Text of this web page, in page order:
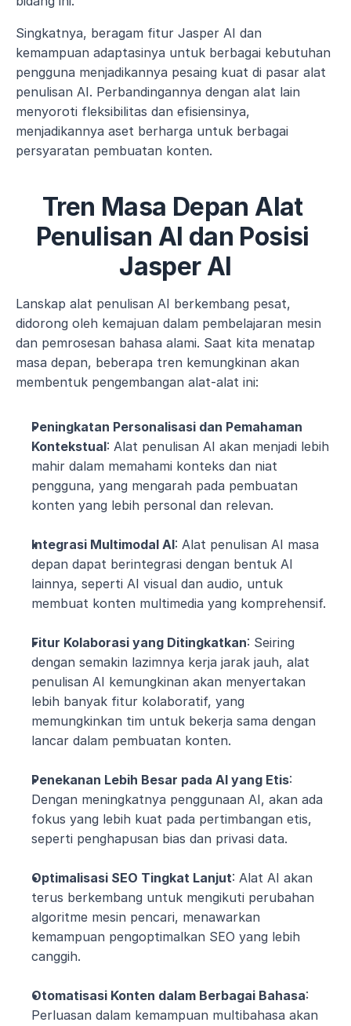
Singkatnya, beragam fitur Jasper AI dan
kemampuan adaptasinya untuk berbagai kebutuhan
pengguna menjadikannya pesaing kuat di pasar alat
penulisan AI. Perbandingannya dengan alat lain
menyoroti fleksibilitas dan efisiensinya,
menjadikannya aset berharga untuk berbagai
persyaratan pembuatan konten.
Tren Masa Depan Alat
Penulisan AI dan Posisi
Jasper AI
Lanskap alat penulisan AI berkembang pesat,
didorong oleh kemajuan dalam pembelajaran mesin
dan pemrosesan bahasa alami. Saat kita menatap
masa depan, beberapa tren kemungkinan akan
membentuk pengembangan alat-alat ini:
Peningkatan Personalisasi dan Pemahaman
Kontekstual: Alat penulisan AI akan menjadi lebih
mahir dalam memahami konteks dan niat
pengguna, yang mengarah pada pembuatan
konten yang lebih personal dan relevan.
Integrasi Multimodal AI: Alat penulisan AI masa
depan dapat berintegrasi dengan bentuk AI
lainnya, seperti AI visual dan audio, untuk
membuat konten multimedia yang komprehensif.
Fitur Kolaborasi yang Ditingkatkan: Seiring
dengan semakin lazimnya kerja jarak jauh, alat
penulisan AI kemungkinan akan menyertakan
lebih banyak fitur kolaboratif, yang
memungkinkan tim untuk bekerja sama dengan
lancar dalam pembuatan konten.
Penekanan Lebih Besar pada AI yang Etis:
Dengan meningkatnya penggunaan AI, akan ada
fokus yang lebih kuat pada pertimbangan etis,
seperti penghapusan bias dan privasi data.
Optimalisasi SEO Tingkat Lanjut: Alat AI akan
terus berkembang untuk mengikuti perubahan
algoritme mesin pencari, menawarkan
kemampuan pengoptimalkan SEO yang lebih
canggih.
Otomatisasi Konten dalam Berbagai Bahasa:
Perluasan dalam kemampuan multibahasa akan